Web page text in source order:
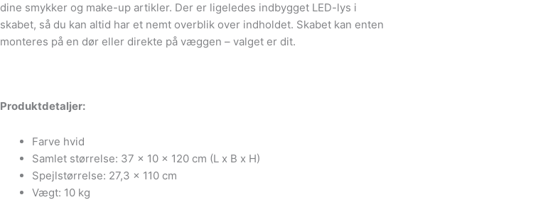
dine smykker og make-up artikler. Der er ligeledes indbygget LED-lys i
skabet, så du kan altid har et nemt overblik over indholdet. Skabet kan enten
monteres på en dør eller direkte på væggen – valget er dit.
Produktdetaljer:
Farve hvid
Samlet størrelse: 37 x 10 x 120 cm (L x B x H)
Spejlstørrelse: 27,3 x 110 cm
Vægt: 10 kg